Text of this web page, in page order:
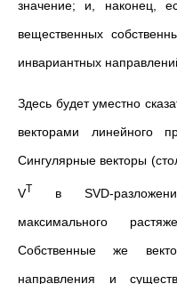
значение; и, наконец,
вещественных
инвариантных
Здесь будет уместно
векторами линейного
Сингулярные векторы
VT
в SVD-
максимального
Собственные же
направления и